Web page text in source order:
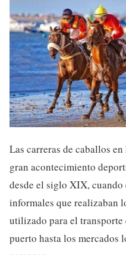
Las carreras de caballos
gran acontecimiento
desde el siglo XIX,
informales que realizaban
utilizado para el transporte
puerto hasta los mercados